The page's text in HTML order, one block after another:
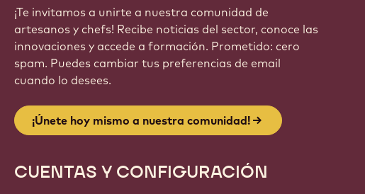
¡Te invitamos a unirte a nuestra comunidad de
artesanos y chefs! Recibe noticias del sector, conoce las
innovaciones y accede a formación. Prometido: cero
spam. Puedes cambiar tus preferencias de email
cuando lo desees.
¡Únete hoy mismo a nuestra comunidad!
CUENTAS Y CONFIGURACIÓN